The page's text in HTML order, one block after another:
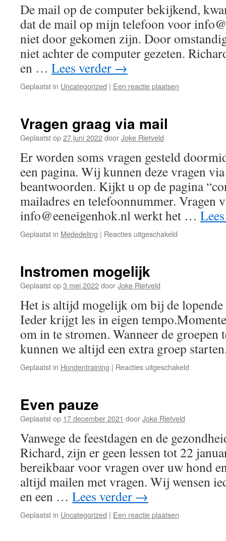
De mail op de computer bekijkend,
dat de mail op mijn telefoon voor
niet door gekomen zijn. Door
niet achter de computer gezeten.
en … Lees verder →
Geplaatst in Uncategorized | Een reactie plaatsen
Vragen graag via mail
Geplaatst op27 juni 2022doorJoke Rietveld
Er worden soms vragen gesteld
een pagina. Wij kunnen deze vragen
beantwoorden. Kijkt u op de pagina
mailadres en telefoonnummer. Vragen
info@eeneigenhok.nl werkt het …
Geplaatst in Mededeling | Reacties uitgeschakeld
Instromen mogelijk
Geplaatst op3 mei 2022doorJoke Rietveld
Het is altijd mogelijk om bij de lopende
Ieder krijgt les in eigen
om in te stromen. Wanneer de groepen
kunnen we altijd een extra groep
Geplaatst in Hondentraining | Reacties uitgeschakeld
Even pauze
Geplaatst op 17 december 2021 doorJoke Rietveld
Vanwege de feestdagen en de
Richard, zijn er geen lessen tot 22
bereikbaar voor vragen over uw hond
altijd mailen met vragen. Wij wensen
en een … Lees verder →
Geplaatst in Uncategorized | Een reactie plaatsen